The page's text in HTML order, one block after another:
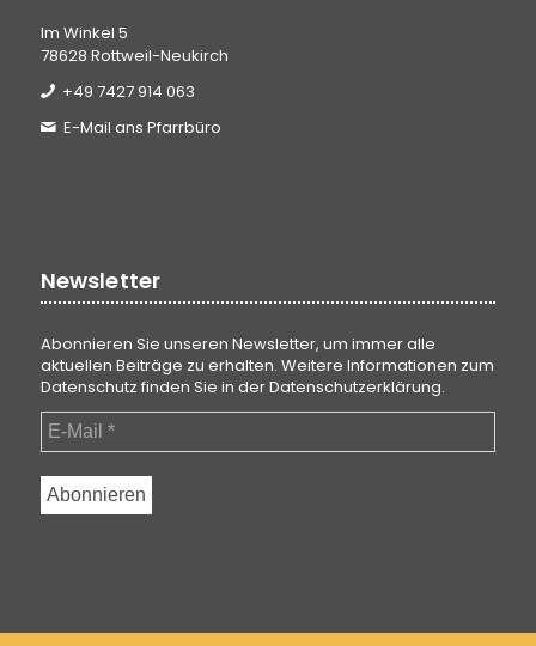
Im Winkel 5
78628 Rottweil-Neukirch
+49 7427 914 063
E-Mail ans Pfarrbüro
Newsletter
Abonnieren Sie unseren Newsletter, um immer alle
aktuellen Beiträge zu erhalten. Weitere Informationen zum
Datenschutz finden Sie in derDatenschutzerklärung.